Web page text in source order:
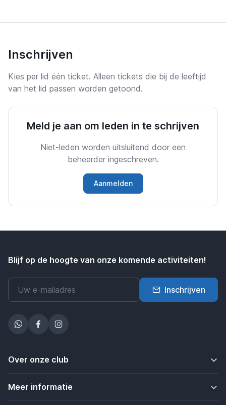
Inschrijven
Kies per lid één ticket. Alleen tickets die bij de leeftijd
van het lid passen worden getoond.
Meld je aan om leden in te schrijven
Niet-leden worden uitsluitend door een
beheerder ingeschreven.
Aanmelden
Blijf op de hoogte van onze komende activiteiten!
Inschrijven
Over onze club
Meer informatie